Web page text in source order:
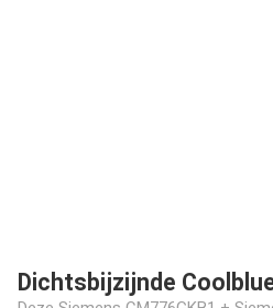
Dichtsbijzijnde